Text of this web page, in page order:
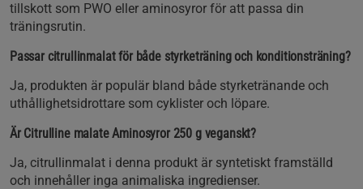
tillskott som PWO eller aminosyror för att passa din
träningsrutin.
Passar citrullinmalat för både styrketräning och konditionsträning?
Ja, produkten är populär bland både styrketränande och
uthållighetsidrottare som cyklister och löpare.
Är Citrulline malate Aminosyror 250 g veganskt?
Ja, citrullinmalat i denna produkt är syntetiskt framställd
och innehåller inga animaliska ingredienser.